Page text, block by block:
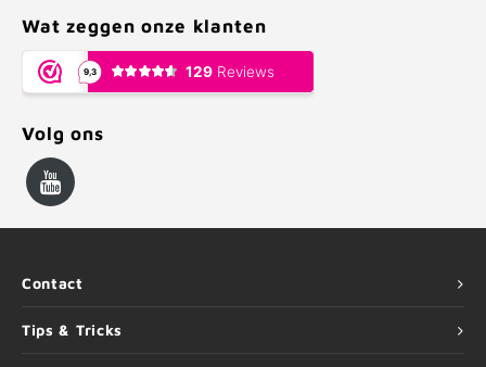
Wat zeggen onze klanten
Volg ons
Contact
Tips & Tricks